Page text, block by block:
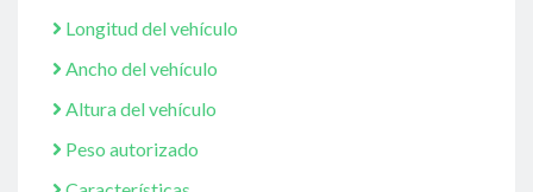
Longitud del vehículo
Ancho del vehículo
Altura del vehículo
Peso autorizado